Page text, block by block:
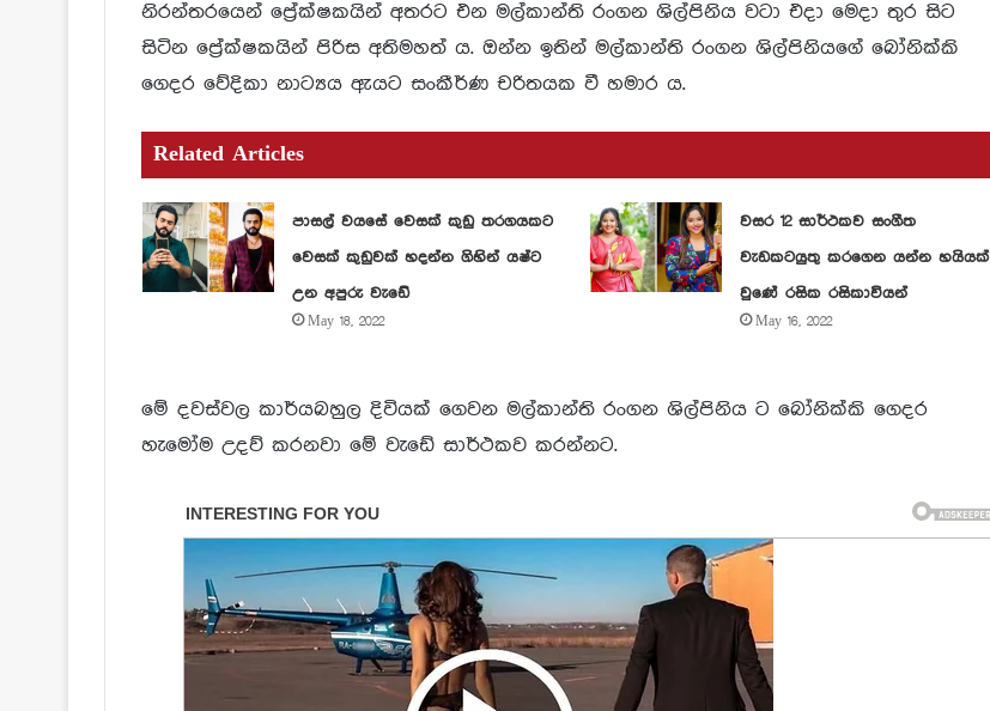
නිරන්තරයෙන් ප්‍රේක්ෂකයින් අතරට එන මල්කාන්ති රංගන ශිල්පිනිය වටා එදා මෙදා තුර සිට
සිටින ප්‍රේක්ෂකයින් පිරිස අතිමහත් ය. ඔන්න ඉතින් මල්කාන්ති රංගන ශිල්පිනියගේ බෝනික්කි
ගෙදර වේදිකා නාට්‍යය ඇයට සංකීර්ණ චරිතයක වී හමාර ය.
Related Articles
පාසල් වයසේ වෙසක් කුඩු තරගයකට
වෙසක් කුඩුවක් හදන්න ගිහින් යෂ්ට
උන අපුරු වැඩේ
May 18, 2022
වසර 12 සාර්ථකව සංගීත
වැඩකටයුතු කරගෙන යන්න හයියක්
වුණේ රසික රසිකාවියන්
May 16, 2022
මේ දවස්වල කාර්යබහුල දිවියක් ගෙවන මල්කාන්ති රංගන ශිල්පිනිය ට බෝනික්කි ගෙදර
හැමෝම උදව් කරනවා මේ වැඩේ සාර්ථකව කරන්නට.